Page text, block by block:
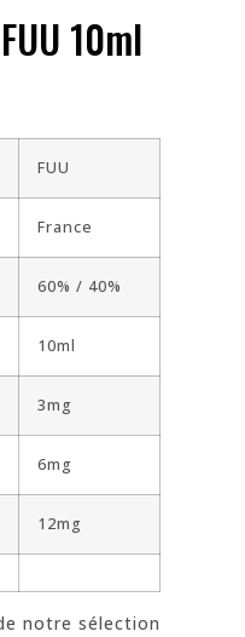
10ml
FUU
France
60% / 40%
10ml
3mg
6mg
12mg
notre sélection